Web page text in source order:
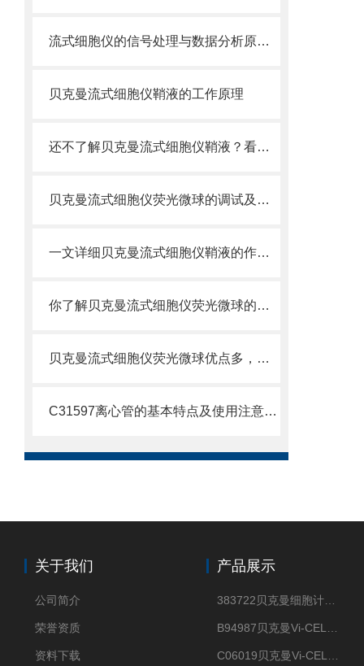
流式细胞仪的信号处理与数据分析原理分析
贝克曼流式细胞仪鞘液的工作原理
还不了解贝克曼流式细胞仪鞘液？看这里就对了！
贝克曼流式细胞仪荧光微球的调试及使用
一文详细贝克曼流式细胞仪鞘液的作用原理
你了解贝克曼流式细胞仪荧光微球的制备之怎样的吗
贝克曼流式细胞仪荧光微球优点多，实用效果好
C31597离心管的基本特点及使用注意事项
关于我们
公司简介
荣誉资质
资料下载
产品展示